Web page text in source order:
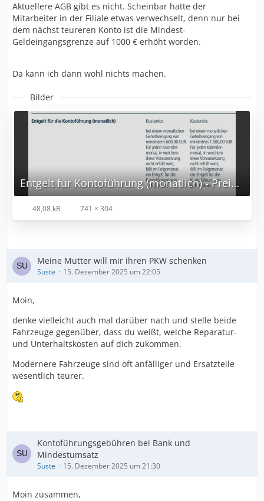
Aktuellere AGB gibt es nicht. Scheinbar hatte der
Mitarbeiter in der Filiale etwas verwechselt, denn nur bei
dem nächst teureren Konto ist die Mindest-
Geldeingangsgrenze auf 1000 € erhöht worden.
Da kann ich dann wohl nichts machen.
Bilder
Entgelt für Kontoführung (monatlich) - Preis- und Leistungsverzeichnis.jpg
48,08 kB 741 × 304
Meine Mutter will mir ihren PKW schenken
Suste 15. Dezember 2025 um 22:05
Moin,
denke vielleicht auch mal darüber nach und stelle beide
Fahrzeuge gegenüber, dass du weißt, welche Reparatur-
und Unterhaltskosten auf dich zukommen.
Modernere Fahrzeuge sind oft anfälliger und Ersatzteile
wesentlich teurer.
Kontoführungsgebühren bei Bank und
Mindestumsatz
Suste 15. Dezember 2025 um 21:30
Moin zusammen,